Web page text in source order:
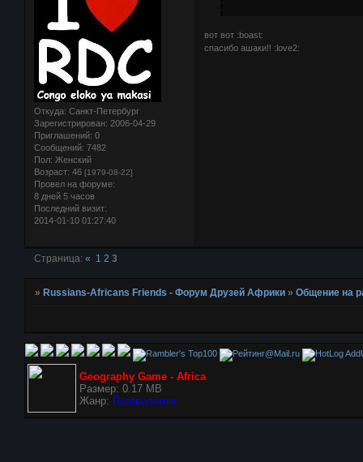
Откуда: Санкт-Петербург
Зарегистрирован: 2006-04-29
Приглашений: 0
Сообщений: 7482
Пол: Женский
Возраст: 46 [1979-08-22]
Провел на форуме:
8 дней 5 часов
Последний визит:
2014-01-10 01:27:40
вот вот :boast:
спасибо ашаки!! :love2:
Страница:« 1 2 3
»Russians-Africans Friends - Форум Друзей Африки »Общение на
Geography Game - Africa
Размер: 0.17 MB
Жанр: Головоломки